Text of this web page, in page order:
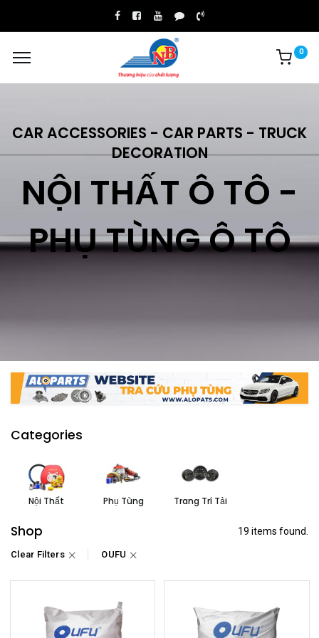
0
CAR ACCESSORIES - CAR PARTS - TRUCK
DECORATION
NỘI THẤT Ô TÔ -
PHỤ TÙNG Ô TÔ
Categories
Nội Thất Phụ Tùng Trang Trí Tải
Shop 19 items found.
Clear Filters OUFU